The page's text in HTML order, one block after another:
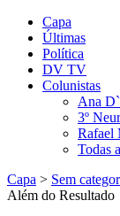
Capa
Últimas
Política
DV TV
Colunistas
Ana
3º
Rafael
Todas
Capa > Sem
Além do Resultado